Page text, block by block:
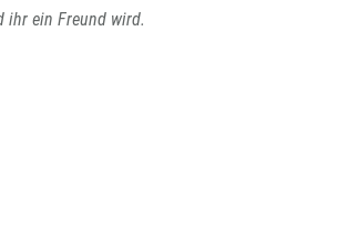
ihr ein Freund wird.